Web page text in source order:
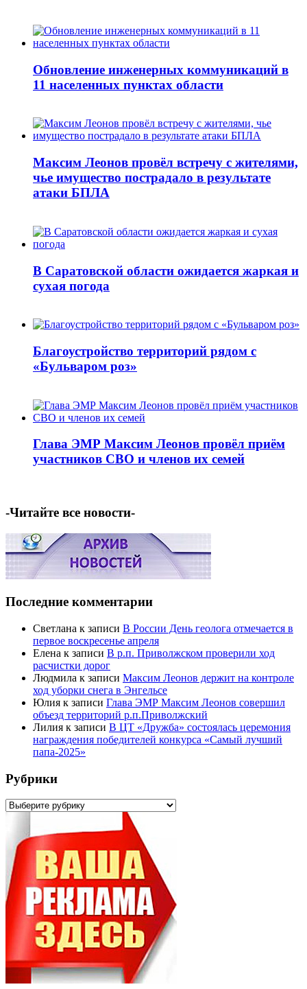
Обновление инженерных коммуникаций в
11 населенных пунктах области
Максим Леонов провёл встречу с жителями,
чье имущество пострадало в результате
атаки БПЛА
В Саратовской области ожидается жаркая и
сухая погода
Благоустройство территорий рядом с
«Бульваром роз»
Глава ЭМР Максим Леонов провёл приём
участников СВО и членов их семей
-Читайте все новости-
Последние комментарии
Светлана к записи В России День геолога отмечается в
первое воскресенье апреля
Елена к записи В р.п. Приволжском проверили ход
расчистки дорог
Людмила к записи Максим Леонов держит на контроле
ход уборки снега в Энгельсе
Юлия к записи Глава ЭМР Максим Леонов совершил
объезд территорий р.п.Приволжский
Лилия к записи В ЦТ «Дружба» состоялась церемония
награждения победителей конкурса «Самый лучший
папа-2025»
Рубрики
Рубрики